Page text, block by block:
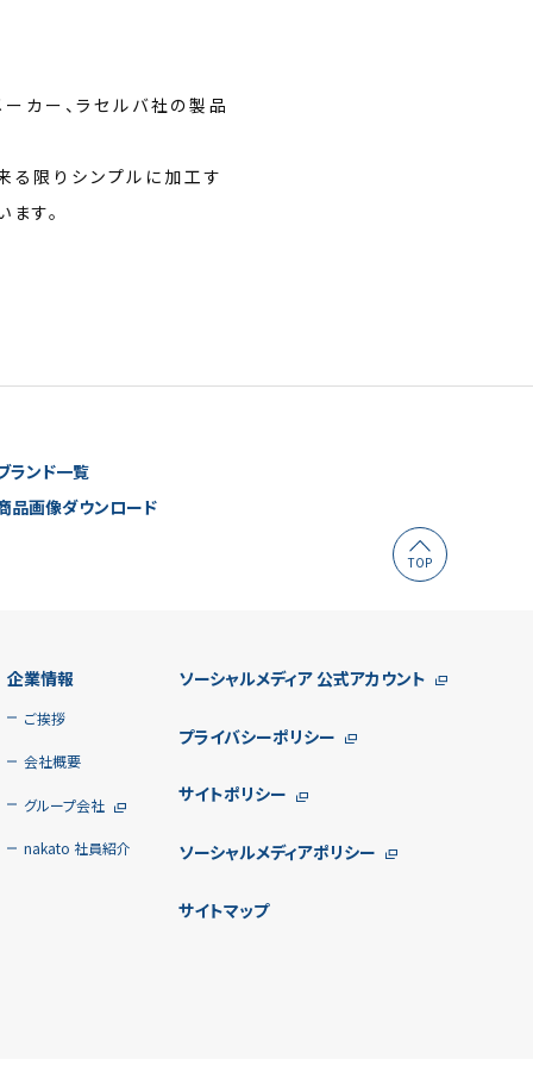
カー、ラセルバ社の製品
る限りシンプルに加工す
す。
ランド一覧
品画像ダウンロード
企業情報
ご挨拶
会社概要
グループ会社
nakato 社員紹介
ソーシャルメディア公式アカウント
プライバシーポリシー
サイトポリシー
ソーシャルメディアポリシー
サイトマップ
TOP